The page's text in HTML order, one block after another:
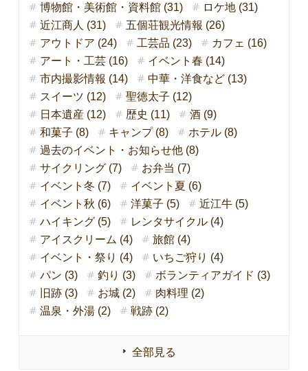
博物館・美術館・資料館 (31)
ロケ地 (31)
近江商人 (31)
五個荘観光情報 (26)
アウトドア (24)
工芸品 (23)
カフェ (16)
アート・工芸 (16)
イベント春 (14)
市内撮影情報 (14)
中華・洋食など (13)
スイーツ (12)
聖徳太子 (12)
日本遺産 (12)
歴史 (11)
酒 (9)
和菓子 (8)
キャンプ (8)
ホテル (8)
過去のイベント・お知らせ他 (8)
サイクリング (7)
お弁当 (7)
イベント冬 (7)
イベント夏 (6)
イベント秋 (6)
洋菓子 (5)
近江牛 (5)
ハイキング (5)
レンタサイクル (4)
アイスクリーム (4)
旅館 (4)
イベント・祭り (4)
いちご狩り (4)
パン (3)
釣り (3)
ボランティアガイド (3)
旧跡 (3)
お城 (2)
肉料理 (2)
温泉・外湯 (2)
戦跡 (2)
全部見る